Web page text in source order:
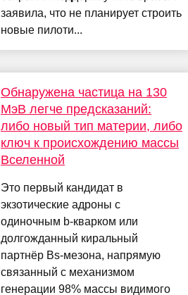
заявила, что не планирует строить
новые пилоти...
Обнаружена частица на 130
МэВ легче предсказаний:
либо новый тип материи, либо
ключ к происхождению массы
Вселенной
Это первый кандидат в
экзотические адроны с
одиночным b-кварком или
долгожданный киральный
партнёр Bs-мезона, напрямую
связанный с механизмом
генерации 98% массы видимого